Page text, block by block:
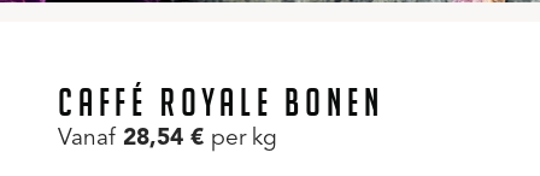
CAFFÉ ROYALE BONEN
Vanaf 28,54 € per kg